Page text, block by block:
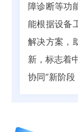
障诊断等功
能根据设备
解决方案，
新，标志着
协同”新阶段